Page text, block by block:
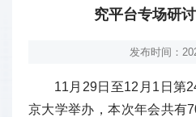
究平台专场研
发布时间：
11月29日至12月1日第
京大学举办，本次年会共有